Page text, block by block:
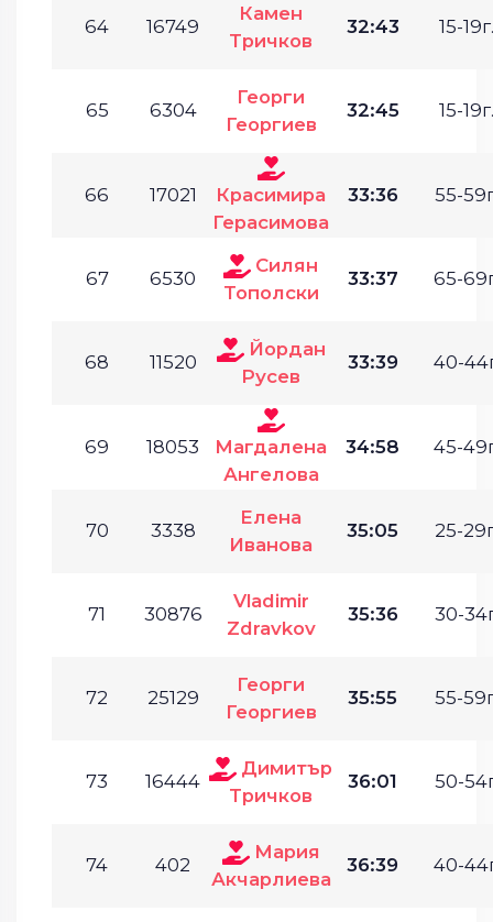
64 16749
Камен
Тричков
32:43 15-19г.
65 6304
Георги
Георгиев
32:45 15-19г.
66 17021
Красимира
Герасимова
33:36 55-
67 6530
Силян
Тополски
33:37 65-
68 11520
Йордан
Русев
33:39 40-
69 18053
Магдалена
Ангелова
34:58 45-
70 3338
Елена
Иванова
35:05 25-
71 30876
Vladimir
Zdravkov
35:36 30-
72 25129
Георги
Георгиев
35:55 55-
73 16444
Димитър
Тричков
36:01 50-
74 402
Мария
Акчарлиева
36:39 40-